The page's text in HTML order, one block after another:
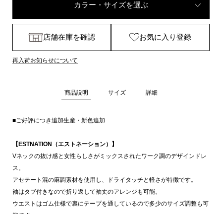
カラー・サイズを選ぶ
店舗在庫を確認 お気に入り登録
再入荷お知らせについて
商品説明 サイズ 詳細
■ご好評につき追加生産・新色追加
【ESTNATION（エストネーション）】
Vネックの抜け感と女性らしさがミックスされたワーク調のデザインドレ
ス。
アセテート混の麻調素材を使用し、ドライタッチと軽さが特徴です。
袖はタブ付きなので折り返して袖丈のアレンジも可能。
ウエストはゴム仕様で裏にテープを通しているので多少のサイズ調整も可